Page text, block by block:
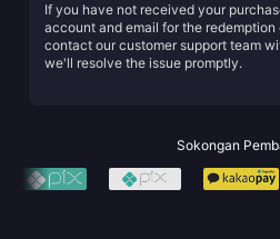
If you have not received your
account and email for the redemption
contact our customer support team
we'll resolve the issue promptly.
Sokongan